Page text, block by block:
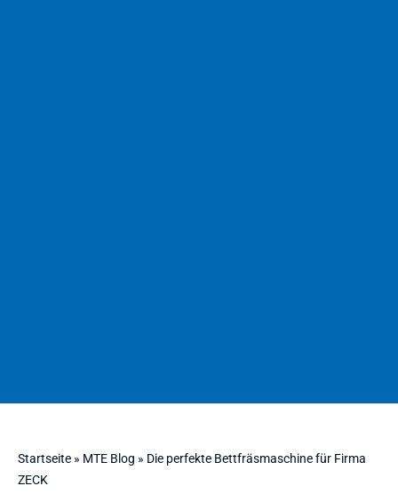
Startseite » MTE Blog » Die perfekte Bettfräsmaschine für Firma
ZECK